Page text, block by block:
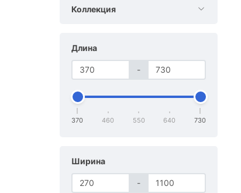
Коллекция
Длина
-
370 460 550 640 730
Ширина
-